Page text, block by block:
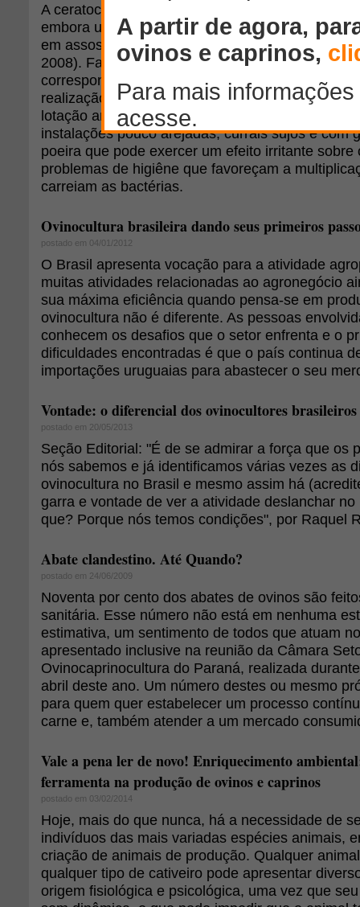
A ceratoconjuntivite pode se manifestar em
embora uma maior freqüência de casos ocorra
em assossiação ao aumento na população de
2008). Fatores que predispõe ao aparecimento
correspondem a introdução de novos animais na
realização de um período de adaptação ou
lotação animal por área de manejo, problemas
instalações pouco arejadas, currais sujos e com
poeira que pode exercer um efeito irritante sobre
problemas de higiêne que favoreçam a
carreiam as bactérias.
Ovinocultura brasileira dando seus primeiros
postado em 04/01/2012
O Brasil apresenta vocação para a atividade
muitas atividades relacionadas ao agronegócio
sua máxima eficiência quando pensa-se em
ovinocultura não é diferente. As pessoas
conhecem os desafios que o setor enfrenta e o
dificuldades encontradas é que o país continua
importações uruguaias para abastecer o seu
Vontade: o diferencial dos ovinocultores brasileiros
postado em 20/05/2013
Seção Editorial: "É de se admirar a força que os
nós sabemos e já identificamos várias vezes as
ovinocultura no Brasil e mesmo assim há
garra e vontade de ver a atividade deslanchar
que? Porque nós temos condições", por Raquel
Abate clandestino. Até Quando?
postado em 24/06/2009
Noventa por cento dos abates de ovinos são
sanitária. Esse número não está em nenhuma
estimativa, um sentimento de todos que atuam
apresentado inclusive na reunião da Câmara
Ovinocaprinocultura do Paraná, realizada
abril deste ano. Um número destes ou mesmo
para quem quer estabelecer um processo
carne e, também atender a um mercado
Vale a pena ler de novo! Enriquecimento
ferramenta na produção de ovinos e caprinos
postado em 03/02/2014
Hoje, mais do que nunca, há a necessidade de
indivíduos das mais variadas espécies animais,
criação de animais de produção. Qualquer
qualquer tipo de cativeiro pode apresentar
origem fisiológica e psicológica, uma vez que